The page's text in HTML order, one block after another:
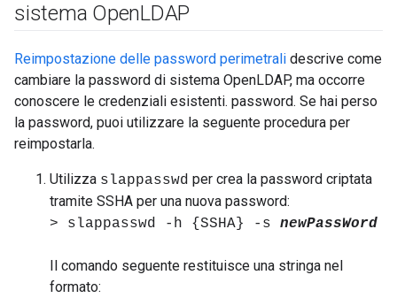
sistema OpenLDAP
Reimpostazione delle password perimetrali descrive come
cambiare la password di sistema OpenLDAP, ma occorre
conoscere le credenziali esistenti. password. Se hai perso
la password, puoi utilizzare la seguente procedura per
reimpostarla.
Utilizza slappasswd per crea la password criptata
tramite SSHA per una nuova password:
> slappasswd -h {SSHA} -s newPassWord
Il comando seguente restituisce una stringa nel
formato: